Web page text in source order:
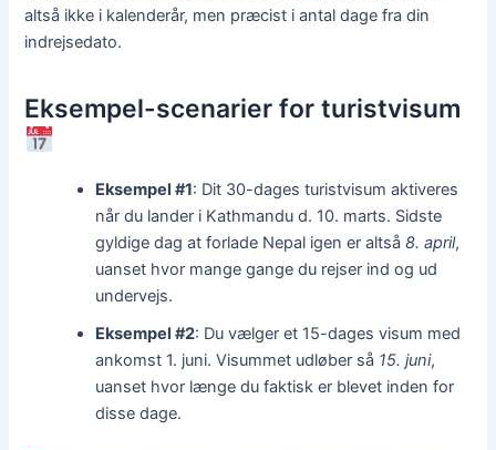
altså ikke i kalenderår, men præcist i antal dage fra din
indrejsedato.
Eksempel-scenarier for turistvisum
Eksempel #1: Dit 30-dages turistvisum aktiveres
når du lander i Kathmandu d. 10. marts. Sidste
gyldige dag at forlade Nepal igen er altså8. april,
uanset hvor mange gange du rejser ind og ud
undervejs.
Eksempel #2: Du vælger et 15-dages visum med
ankomst 1. juni. Visummet udløber så 15. juni,
uanset hvor længe du faktisk er blevet inden for
disse dage.